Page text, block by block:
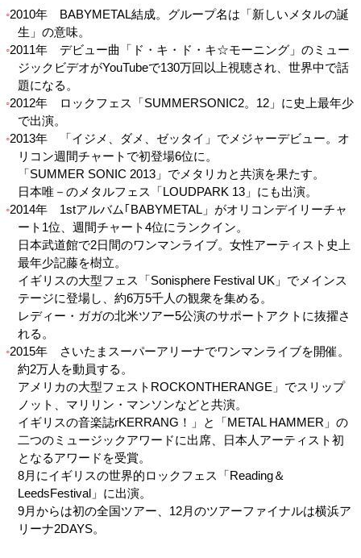
2010年 BABYMETAL結成。グループ名は「新しいメタルの誕
生」の意味。
2011年 デビュー曲「ド・キ・ド・キ☆モーニング」のミュー
ジックビデオがYouTubeで130万回以上視聴され、世界中で話
題になる。
2012年 ロックフェス「SUMMERSONIC2。12」に史上最年少
で出演。
2013年 「イジメ、ダメ、ゼッタイ」でメジャーデビュー。オ
リコン週間チャートで初登場6位に。
「SUMMER SONIC 2013」でメタリカと共演を果たす。
日本唯－のメタルフェス「LOUDPARK 13」にも出演。
2014年 1stアルバム｢BABYMETAL」がオリコンデイリーチャ
ート1位、週間チャート4位にランクイン。
日本武道館で2日間のワンマンライブ。女性アーティスト史上
最年少記藤を樹立。
イギリスの大型フェス「Sonisphere Festival UK」でメインス
テージに登場し、約6万5千人の観衆を集める。
レディー・ガガの北米ツアー5公演のサポートアクトに抜擢さ
れる。
2015年 さいたまスーパーアリーナでワンマンライブを開催。
約2万人を動員する。
アメリカの大型フェストROCKONTHERANGE」でスリップ
ノット、マリリン・マンソンなどと共演。
イギリスの音楽誌rKERRANG！」と「METAL HAMMER」の
二つのミュージックアワードに出席、日本人アーティスト初
となるアワードを受賞。
8月にイギリスの世界的ロックフェス「Reading＆
LeedsFestival」に出演。
9月からは初の全国ツアー、12月のツアーファイナルは横浜ア
リーナ2DAYS。